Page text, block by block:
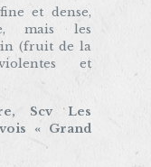
et dense,
mais les
(fruit de la
et
Scv Les
« Grand